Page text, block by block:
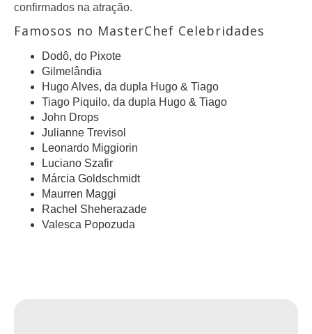
confirmados na atração.
Famosos no MasterChef Celebridades
Dodô, do Pixote
Gilmelândia
Hugo Alves, da dupla Hugo & Tiago
Tiago Piquilo, da dupla Hugo & Tiago
John Drops
Julianne Trevisol
Leonardo Miggiorin
Luciano Szafir
Márcia Goldschmidt
Maurren Maggi
Rachel Sheherazade
Valesca Popozuda